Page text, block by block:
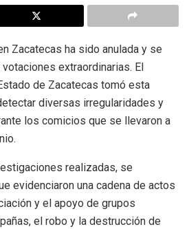
Zacatecas ha sido anulada y se
extraordinarias. El
de Zacatecas tomó esta
diversas irregularidades y
los comicios que se llevaron a
realizadas, se
evidenciaron una cadena de actos
y el apoyo de grupos
el robo y la destrucción de